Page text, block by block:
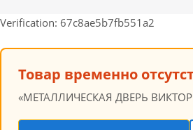
Verification: 67c8ae5b7fb551a2
Товар временно
«МЕТАЛЛИЧЕСКАЯ ДВЕРЬ